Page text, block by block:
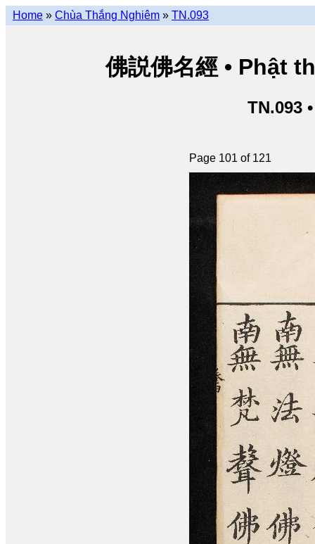
Home » Chùa Thắng Nghiêm » TN.093
佛説佛名經 • Phật
TN.093
Page 101 of 121